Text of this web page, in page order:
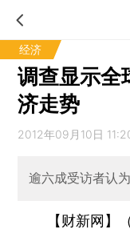
经济
调查显示全
济走势
2012年09月10日
逾六成受访者认
【财新网】